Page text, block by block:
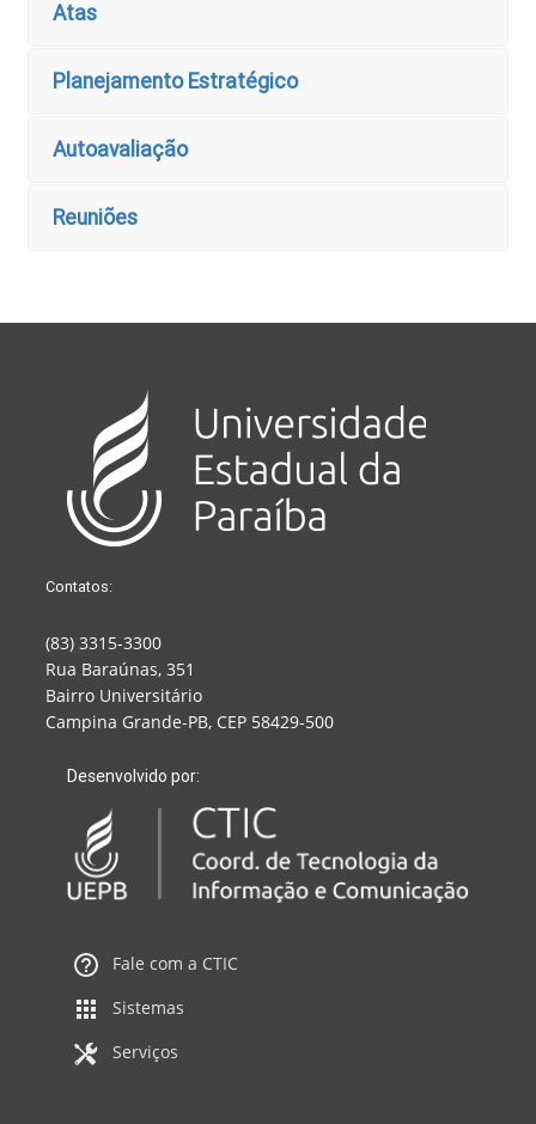
Atas
Planejamento Estratégico
Autoavaliação
Reuniões
Contatos:
(83) 3315-3300
Rua Baraúnas, 351
Bairro Universitário
Campina Grande-PB, CEP 58429-500
Desenvolvido por:
Fale com a CTIC
Sistemas
Serviços